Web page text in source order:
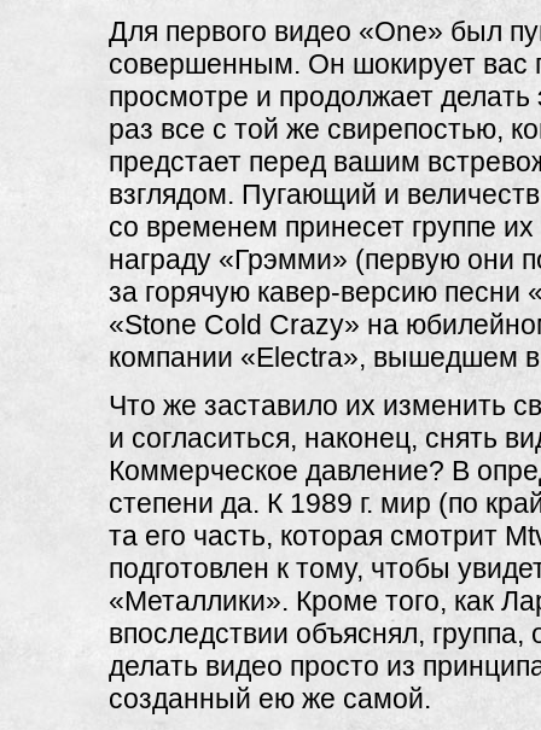
Для первого видео «One» был
совершенным. Он шокирует вас
просмотре и продолжает
раз все с той же свирепостью,
предстает перед вашим
взглядом. Пугающий и
со временем принесет группе
награду «Грэмми» (первую они
за горячую кавер-версию песни
«Stone Cold Crazy» на
компании «Electra», вышедшем
Что же заставило их изменить
и согласиться, наконец, снять
Коммерческое давление? В
степени да. К 1989 г. мир (по
та его часть, которая смотрит
подготовлен к тому, чтобы
«Металлики». Кроме того, как
впоследствии объяснял, группа,
делать видео просто из
созданный ею же самой.